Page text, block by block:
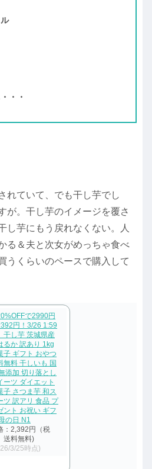
・・
れていて、でも干し芋でし
が。干し芋のイメージを覆さ
し芋にもう戻れなくない。人
る＆夫と次女がめっちゃ食べ
うくらいのペースで購入して
で2990円
円！3/26 1:59
干し芋 茨城県産
るか 訳あり 1kg
子 ギフト おやつ
無料 干しいも 国
添加 切り落とし
ーツ ダイエット
子 さつま芋 和ス
ツ 訳アリ 食品 プ
ント お祝い ギフ
の日 N1
：2,392円（税
送料無料)
3/25時点)